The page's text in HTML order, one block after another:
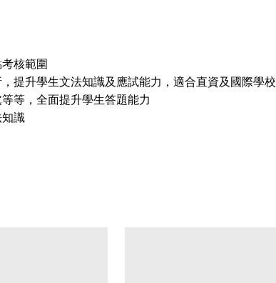
核範圍
提升學生文法知識及應試能力，適合直資及國際學
等，全面提升學生答題能力
知識